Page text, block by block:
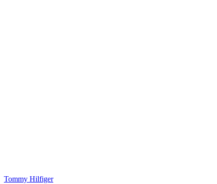
Tommy Hilfiger